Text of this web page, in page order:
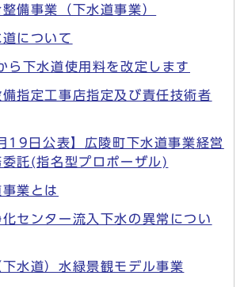
備事業（下水道事業）
について
ら下水道使用料を改定します
指定工事店指定及び責任技術者
19日公表】広陵町下水道事業経営
託(指名型プロポーザル)
業とは
センター流入下水の異常につい
水道）水緑景観モデル事業